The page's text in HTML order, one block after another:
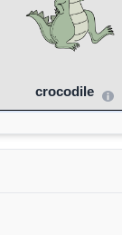
crocodile